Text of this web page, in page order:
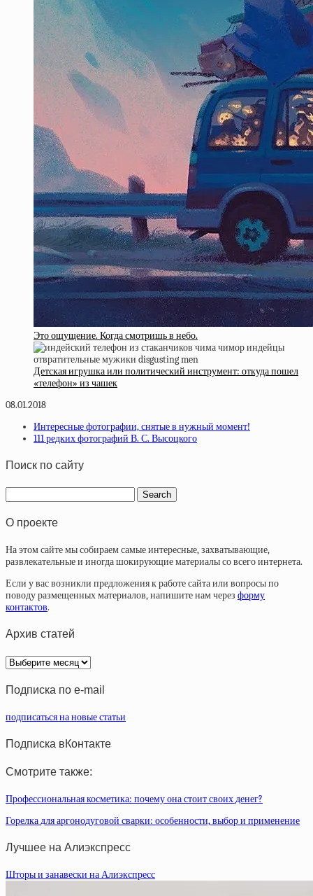
Это ощущение. Когда смотришь в небо.
Детская игрушка или политический инструмент: откуда пошел
«телефон» из чашек
08.01.2018
Интересные фотографии, снятые в нужный момент!
111 редких фотографий В. С. Высоцкого
Поиск по сайту
О проекте
На этом сайте мы собираем самые интересные, захватывающие,
развлекательные и иногда шокирующие материалы со всего интернета.
Если у вас возникли предложения к работе сайта или вопросы по
поводу размещенных материалов, напишите нам через форму
контактов.
Архив статей
Архив
статей
Подписка по e-mail
подписаться на новые статьи
Подписка вКонтакте
Смотрите также:
Профессиональная косметика: почему она стоит своих денег?
Горелка для аргонодуговой сварки: особенности, выбор и применение
Лучшее на Алиэкспресс
Шторы и занавески на Алиэкспресс